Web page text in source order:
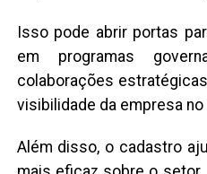
Isso pode abrir portas
em programas
colaborações
visibilidade da empresa
Além disso, o cadastro